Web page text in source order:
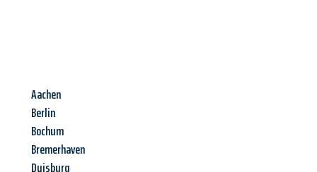
Aachen
Berlin
Bochum
Bremerhaven
Duisburg